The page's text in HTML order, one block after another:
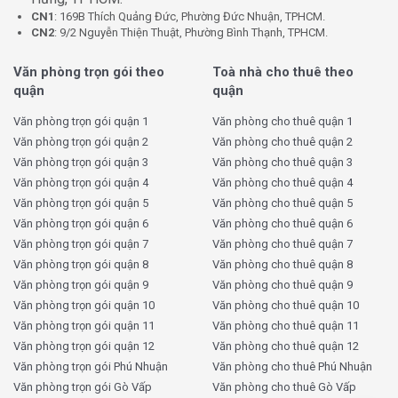
Loại chi phí Mức phí
Phí quản lý 3 USD/m²/tháng
Tiền điện Theo giá nhà nước
Phí gửi xe máy Thỏa thuận
Phí gửi ô tô Thỏa thuận
Phí ngoài giờ Thỏa thuận
Thời gian thuê Từ 2 năm trở lên
Để biết thêm thông tin chi tiết về giá thuê văn phòng tại
MDA Vĩnh Khánh, vui lòng liên hệ vớiKing Officeđể
nhận báo giá chi tiết và được hỗ trợ tham quan văn
phòng miễn phí.
CN1 : 169B Thích Quảng Đức, Phường Đức Nhuận, TPHCM.
CN2: 9/2 Nguyễn Thiện Thuật, Phường Bình Thạnh, TPHCM.
Văn phòng trọn gói theo
quận
Văn phòng trọn gói quận 1
Văn phòng trọn gói quận 2
Văn phòng trọn gói quận 3
Văn phòng trọn gói quận 4
Văn phòng trọn gói quận 5
Văn phòng trọn gói quận 6
Văn phòng trọn gói quận 7
Văn phòng trọn gói quận 8
Văn phòng trọn gói quận 9
Văn phòng trọn gói quận 10
Văn phòng trọn gói quận 11
Văn phòng trọn gói quận 12
Văn phòng trọn gói Phú Nhuận
Văn phòng trọn gói Gò Vấp
Toà nhà cho thuê theo
quận
Văn phòng cho thuê quận 1
Văn phòng cho thuê quận 2
Văn phòng cho thuê quận 3
Văn phòng cho thuê quận 4
Văn phòng cho thuê quận 5
Văn phòng cho thuê quận 6
Văn phòng cho thuê quận 7
Văn phòng cho thuê quận 8
Văn phòng cho thuê quận 9
Văn phòng cho thuê quận 10
Văn phòng cho thuê quận 11
Văn phòng cho thuê quận 12
Văn phòng cho thuê Phú Nhuận
Văn phòng cho thuê Gò Vấp